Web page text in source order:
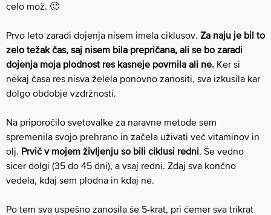
celo mož. 🙂
Prvo leto zaradi dojenja nisem imela ciklusov. Za naju je bil to
zelo težak čas, saj nisem bila prepričana, ali se bo zaradi
dojenja moja plodnost res kasneje povrnila ali ne. Ker si
nekaj časa res nisva želela ponovno zanositi, sva izkusila kar
dolgo obdobje vzdržnosti.
Na priporočilo svetovalke za naravne metode sem
spremenila svojo prehrano in začela uživati več vitaminov in
olj. Prvič v mojem življenju so bili ciklusi redni. Še vedno
sicer dolgi (35 do 45 dni), a vsaj redni. Zdaj sva končno
vedela, kdaj sem plodna in kdaj ne.
Po tem sva uspešno zanosila še 5-krat, pri čemer sva trikrat